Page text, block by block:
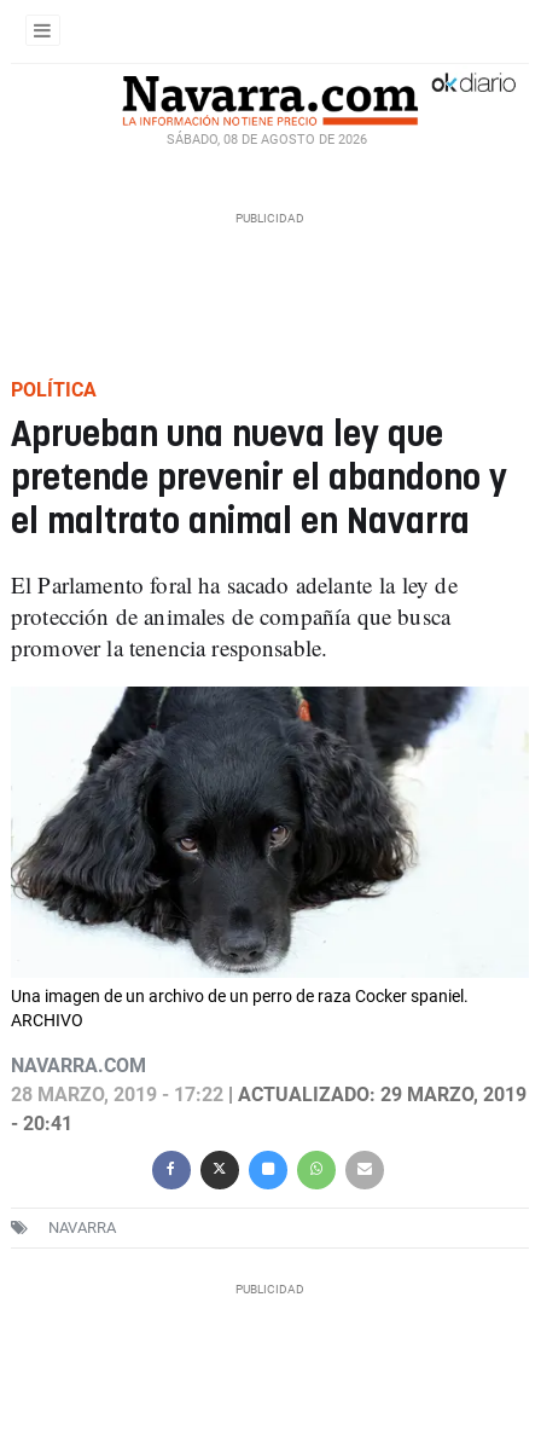
SÁBADO, 08 DE AGOSTO DE 2026
POLÍTICA
Aprueban una nueva ley que
pretende prevenir el abandono y
el maltrato animal en Navarra
El Parlamento foral ha sacado adelante la ley de
protección de animales de compañía que busca
promover la tenencia responsable.
Una imagen de un archivo de un perro de raza Cocker spaniel.
ARCHIVO
NAVARRA.COM
28 MARZO, 2019 - 17:22 | ACTUALIZADO: 29 MARZO, 2019
- 20:41
NAVARRA